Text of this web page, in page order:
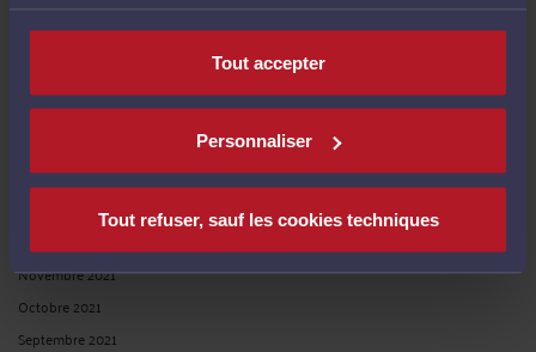
Tout accepter
Personnaliser
Tout refuser, sauf les cookies techniques
Juillet 2022
Avril 2022
Février 2022
Novembre 2021
Octobre 2021
Septembre 2021